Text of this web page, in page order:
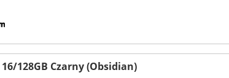
128GB Czarny (Obsidian)